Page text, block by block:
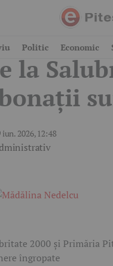
Politic Economic
la
iun. 2026, 12:48